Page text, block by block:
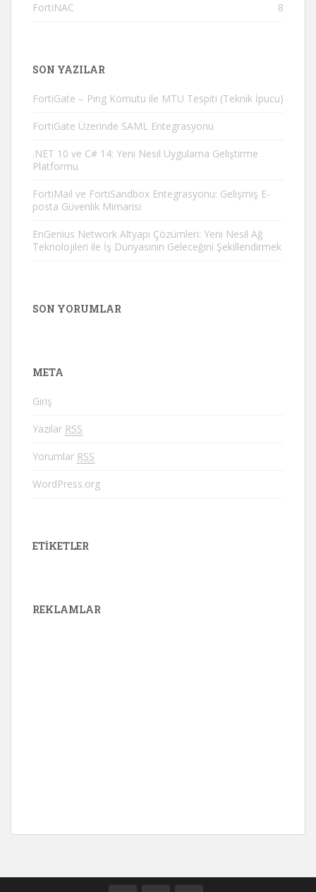
FortiNAC 8
SON YAZILAR
FortiGate – Ping Komutu ile MTU Tespiti (Teknik İpucu)
FortiGate Üzerinde SAML Entegrasyonu
.NET 10 ve C# 14: Yeni Nesil Uygulama Geliştirme
Platformu
FortiMail ve FortiSandbox Entegrasyonu: Gelişmiş E-
posta Güvenlik Mimarisi
EnGenius Network Altyapı Çözümleri: Yeni Nesil Ağ
Teknolojileri ile İş Dünyasının Geleceğini Şekillendirmek
SON YORUMLAR
META
Giriş
Yazılar RSS
Yorumlar RSS
WordPress.org
ETIKETLER
REKLAMLAR